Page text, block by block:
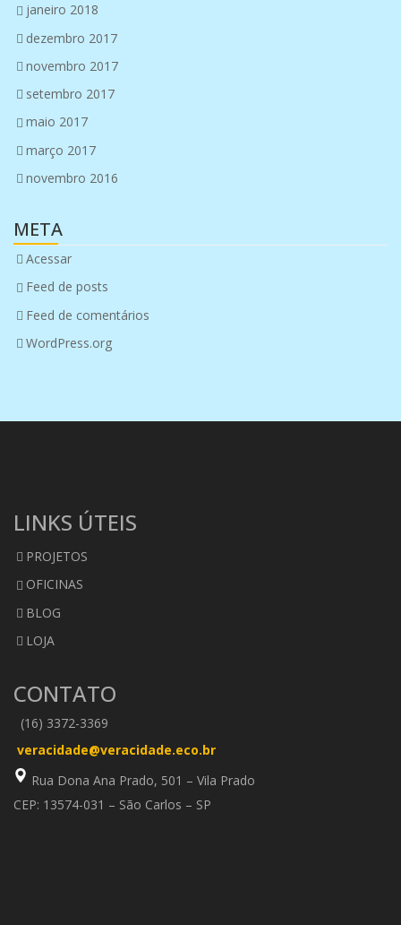
janeiro 2018
dezembro 2017
novembro 2017
setembro 2017
maio 2017
março 2017
novembro 2016
META
Acessar
Feed de posts
Feed de comentários
WordPress.org
LINKS ÚTEIS
PROJETOS
OFICINAS
BLOG
LOJA
CONTATO
(16) 3372-3369
veracidade@veracidade.eco.br
Rua Dona Ana Prado, 501 – Vila Prado
CEP: 13574-031 – São Carlos – SP